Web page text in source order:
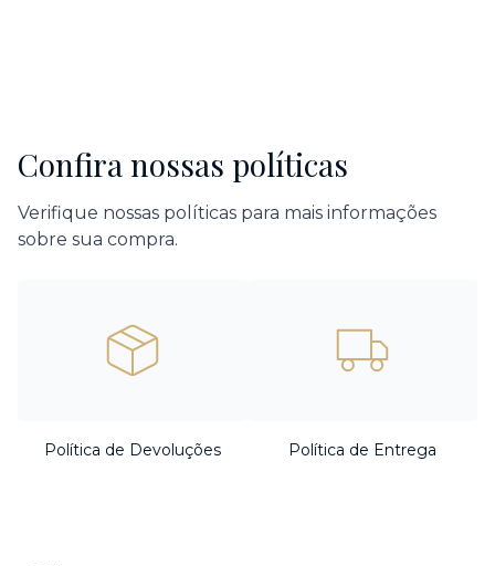
Confira nossas políticas
Verifique nossas políticas para mais informações
sobre sua compra.
Política de Devoluções Política de Entrega